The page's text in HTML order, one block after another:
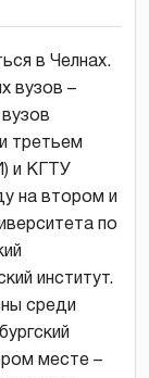
в Челнах.
вузов –
третьем
и КГТУ
на втором и
по
институт.
среди
месте –